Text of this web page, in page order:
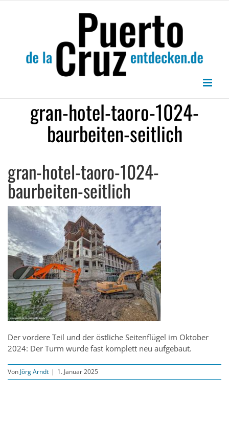
gran-hotel-taoro-1024-
baurbeiten-seitlich
gran-hotel-taoro-1024-
baurbeiten-seitlich
Der vordere Teil und der östliche Seitenflügel im Oktober
2024: Der Turm wurde fast komplett neu aufgebaut.
Von Jörg Arndt | 1. Januar 2025